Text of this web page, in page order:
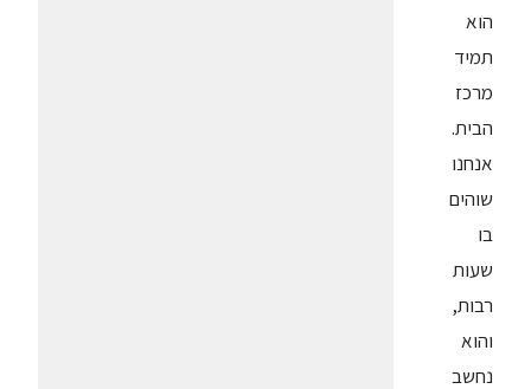
הוא
תמיד
מרכז
הבית.
אנחנו
שוהים
בו
שעות
רבות,
והוא
נחשב